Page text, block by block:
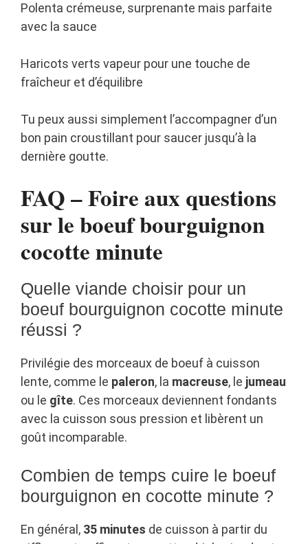
Polenta crémeuse, surprenante mais parfaite
avec la sauce
Haricots verts vapeur pour une touche de
fraîcheur et d’équilibre
Tu peux aussi simplement l’accompagner d’un
bon pain croustillant pour saucer jusqu’à la
dernière goutte.
FAQ – Foire aux questions
sur le boeuf bourguignon
cocotte minute
Quelle viande choisir pour un
boeuf bourguignon cocotte minute
réussi ?
Privilégie des morceaux de boeuf à cuisson
lente, comme le paleron, la macreuse, le jumeau
ou le gîte. Ces morceaux deviennent fondants
avec la cuisson sous pression et libèrent un
goût incomparable.
Combien de temps cuire le boeuf
bourguignon en cocotte minute ?
En général, 35 minutes de cuisson à partir du